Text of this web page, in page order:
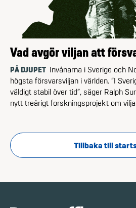
Vad avgör viljan att
PÅ DJUPET Invånarna i Sverige och
högsta försvarsviljan i världen. ”I
väldigt stabil över tid”, säger Ralph
nytt treårigt forskningsprojekt om
Tillbaka till